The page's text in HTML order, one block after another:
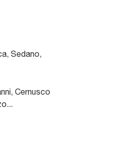
Sedano,
Cernusco